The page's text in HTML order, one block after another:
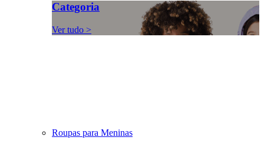
Categoria
Ver tudo >
Roupas para Meninas